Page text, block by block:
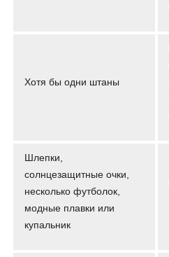
Хотя бы одни штаны
Шлепки,
солнцезащитные очки,
несколько футболок,
модные плавки или
купальник